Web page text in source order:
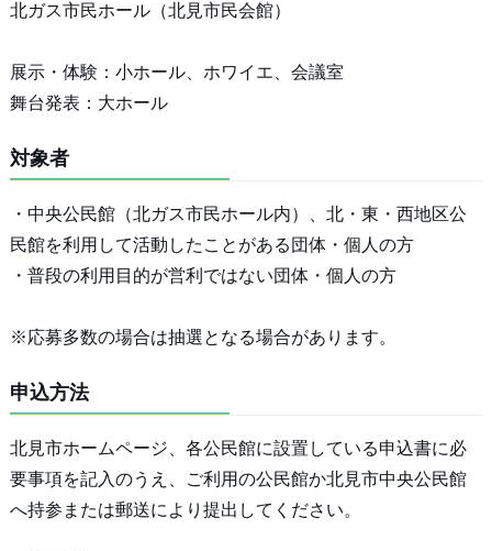
北ガス市民ホール（北見市民会館）
展示・体験：小ホール、ホワイエ、会議室
舞台発表：大ホール
対象者
・中央公民館（北ガス市民ホール内）、北・東・西地区公
民館を利用して活動したことがある団体・個人の方
・普段の利用目的が営利ではない団体・個人の方
※応募多数の場合は抽選となる場合があります。
申込方法
北見市ホームページ、各公民館に設置している申込書に必
要事項を記入のうえ、ご利用の公民館か北見市中央公民館
へ持参または郵送により提出してください。